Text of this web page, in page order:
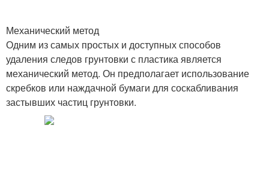
Механический метод
Одним из самых простых и доступных способов
удаления следов грунтовки с пластика является
механический метод. Он предполагает использование
скребков или наждачной бумаги для соскабливания
застывших частиц грунтовки.